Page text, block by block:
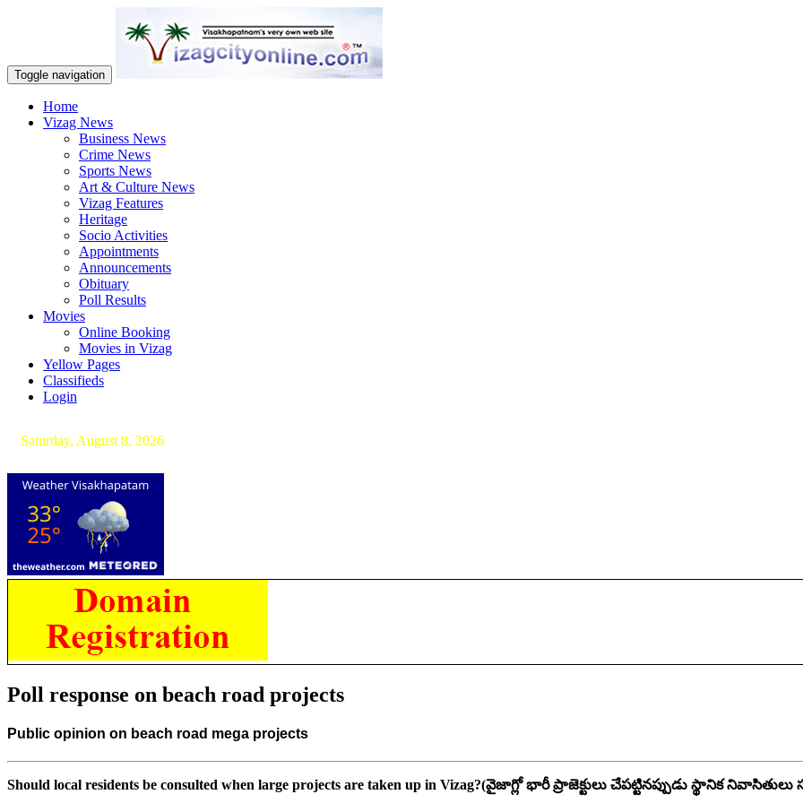
Toggle navigation
Home
Vizag News
Business News
Crime News
Sports News
Art & Culture News
Vizag Features
Heritage
Socio Activities
Appointments
Announcements
Obituary
Poll Results
Movies
Online Booking
Movies in Vizag
Yellow Pages
Classifieds
Login
Saturday, August 8, 2026
Poll response on beach road projects
Public opinion on beach road mega projects
Should local residents be consulted when large projects are taken up in Vizag?(వైజాగ్లో భారీ ప్రాజెక్టులు చేపట్టినప్పుడు స్థానిక